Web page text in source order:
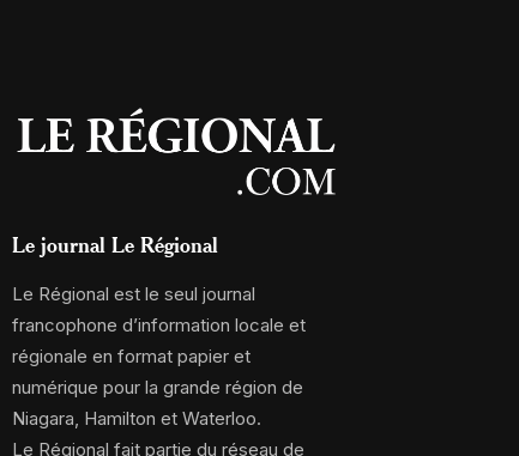
Le journal Le Régional
Le Régional est le seul journal
francophone d’information locale et
régionale en format papier et
numérique pour la grande région de
Niagara, Hamilton et Waterloo.
Le Régional fait partie du réseau de